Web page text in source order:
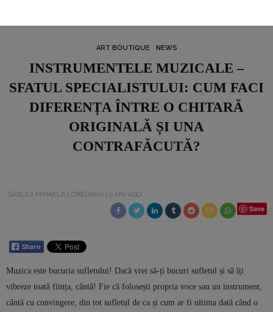
ART BOUTIQUE NEWS
INSTRUMENTELE MUZICALE –
SFATUL SPECIALISTULUI: CUM FACI
DIFERENȚA ÎNTRE O CHITARĂ
ORIGINALĂ ȘI UNA
CONTRAFĂCUTĂ?
GÂRLEA MIHAELA LOREDANA 9 ANI AGO
Save
Muzica este bucuria sufletului! Dacă vrei să-ți bucuri sufletul și să îți
vibreze toată ființa, cântă! Fie că folosești propria voce sau un instrument,
cântă cu convingere, din tot sufletul de ca și cum ar fi ultima dată când o